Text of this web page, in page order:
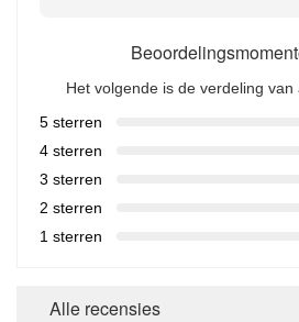
Het volgende is de verdeling
5 sterren
4 sterren
3 sterren
2 sterren
1 sterren
Alle recensies